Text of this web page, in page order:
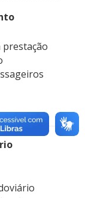
prestação